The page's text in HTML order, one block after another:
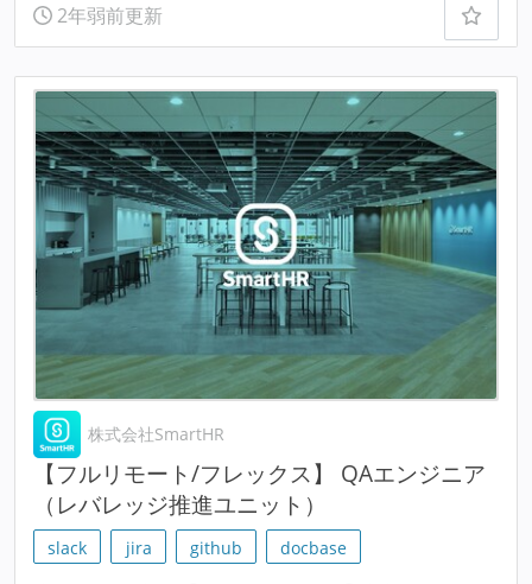
2年弱前更新
株式会社SmartHR
【フルリモート/フレックス】 QAエンジニア
（レバレッジ推進ユニット）
slack jira github docbase